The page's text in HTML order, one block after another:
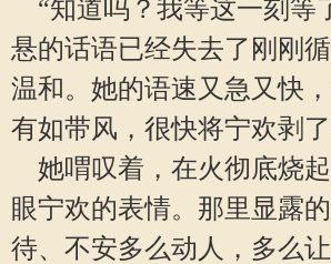
“知道吗？我等这一刻等
悬的话语已经失去了刚刚
温和。她的语速又急又快
有如带风，很快将宁欢剥了
她喟叹着，在火彻底烧
眼宁欢的表情。那里显露
待、不安多么动人，多么